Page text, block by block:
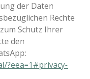
der Daten
Rechte
Schutz Ihrer
den
?eea=1#privacy-